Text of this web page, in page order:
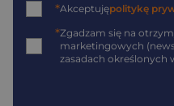
*Akceptujępolitykę
*Zgadzam się na
marketingowych
zasadach określonych